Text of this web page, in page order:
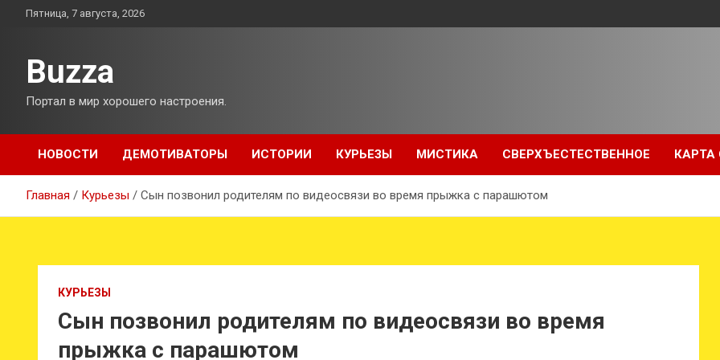
ПерейтиПятница, 7 августа, 2026
Buzza
Портал в мир хорошего настроения.
НОВОСТИ ДЕМОТИВАТОРЫ ИСТОРИИ КУРЬЕЗЫ МИСТИКА СВЕРХЪЕСТЕСТВЕННОЕ КАРТА
Главная Курьезы Сын позвонил родителям по видеосвязи во время прыжка с парашютом
КУРЬЕЗЫ
Сын позвонил родителям по видеосвязи во время
прыжка с парашютом